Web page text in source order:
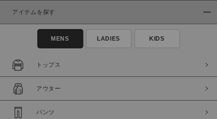
通常商品
在庫
在庫あり 在庫なし含む
アイテムを探す
MENS LADIES KIDS
トップス
アウター
パンツ